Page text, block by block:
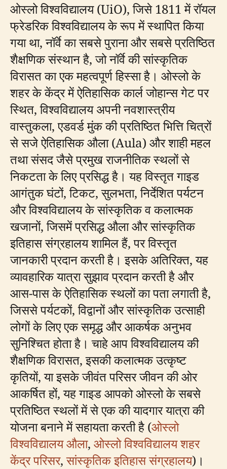
ओस्लो विश्वविद्यालय (UiO), जिसे 1811 में रॉयल
फ्रेडरिक विश्वविद्यालय के रूप में स्थापित किया
गया था, नॉर्वे का सबसे पुराना और सबसे प्रतिष्ठित
शैक्षणिक संस्थान है, जो नॉर्वे की सांस्कृतिक
विरासत का एक महत्वपूर्ण हिस्सा है। ओस्लो के
शहर के केंद्र में ऐतिहासिक कार्ल जोहान्स गेट पर
स्थित, विश्वविद्यालय अपनी नवशास्त्रीय
वास्तुकला, एडवर्ड मुंक की प्रतिष्ठित भित्ति चित्रों
से सजे ऐतिहासिक औला (Aula) और शाही महल
तथा संसद जैसे प्रमुख राजनीतिक स्थलों से
निकटता के लिए प्रसिद्ध है। यह विस्तृत गाइड
आगंतुक घंटों, टिकट, सुलभता, निर्देशित पर्यटन
और विश्वविद्यालय के सांस्कृतिक व कलात्मक
खजानों, जिसमें प्रसिद्ध औला और सांस्कृतिक
इतिहास संग्रहालय शामिल हैं, पर विस्तृत
जानकारी प्रदान करती है। इसके अतिरिक्त, यह
व्यावहारिक यात्रा सुझाव प्रदान करती है और
आस-पास के ऐतिहासिक स्थलों का पता लगाती है,
जिससे पर्यटकों, विद्वानों और सांस्कृतिक उत्साही
लोगों के लिए एक समृद्ध और आकर्षक अनुभव
सुनिश्चित होता है। चाहे आप विश्वविद्यालय की
शैक्षणिक विरासत, इसकी कलात्मक उत्कृष्ट
कृतियों, या इसके जीवंत परिसर जीवन की ओर
आकर्षित हों, यह गाइड आपको ओस्लो के सबसे
प्रतिष्ठित स्थलों में से एक की यादगार यात्रा की
योजना बनाने में सहायता करती है (ओस्लो
विश्वविद्यालय औला, ओस्लो विश्वविद्यालय शहर
केंद्र परिसर,सांस्कृतिक इतिहास संग्रहालय)।